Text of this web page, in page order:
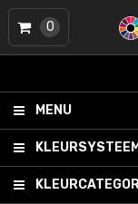
MENU
0